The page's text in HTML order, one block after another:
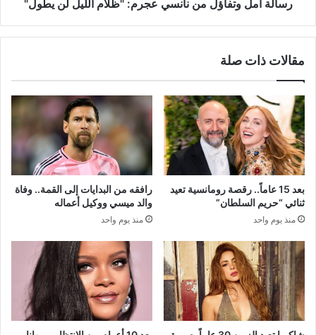
رسالة أمل وتفاؤل من نانسي عجرم: "ظلام الليل لن يطول"
مقالات ذات صلة
بعد 15 عاماً.. رقصة رومانسية تعيد
ثنائي “حريم السلطان”
منذ يوم واحد
رافقه من البدايات إلى القمة.. وفاة
والد ميسي ووكيل أعماله
منذ يوم واحد